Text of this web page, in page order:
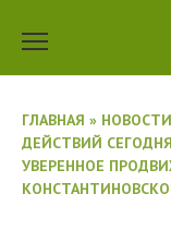
содержанию
ГЛАВНАЯ » НОВОСТИ
ДЕЙСТВИЙ
УВЕРЕННОЕ